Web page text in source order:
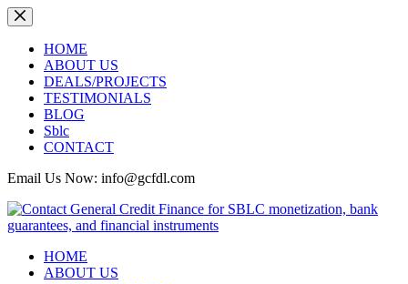
Skip
to
contentHOME
ABOUT US
DEALS/PROJECTS
TESTIMONIALS
BLOG
Sblc
CONTACT
Email Us Now: info@gcfdl.com
HOME
ABOUT US